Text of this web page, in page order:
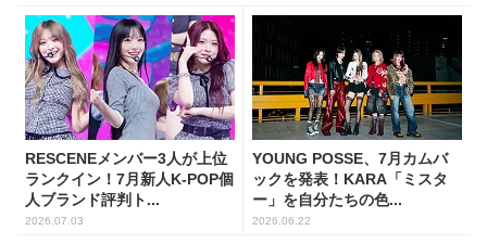
RESCENEメンバー3人が上位
ランクイン！7月新人K-POP個
人ブランド評判ト...
2026.07.03
YOUNG POSSE、7月カムバ
ックを発表！KARA「ミスタ
ー」を自分たちの色...
2026.06.22